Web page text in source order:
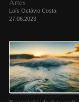
Artes
Luís Octávio Costa
27.06.2023